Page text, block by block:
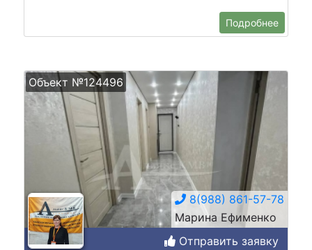
Подробнее
Объект №124496
8(988) 861-57-78
Марина Ефименко
Отправить заявку